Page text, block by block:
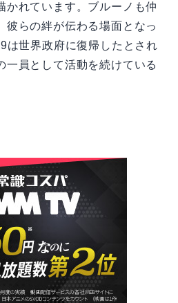
かれています。ブルーノも仲
彼らの絆が伝わる場面となっ
は世界政府に復帰したとされ
一員として活動を続けている